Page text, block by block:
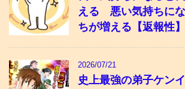
える 悪い気持ちに
ちが増える【返報性】
2026/07/21
史上最強の弟子ケン